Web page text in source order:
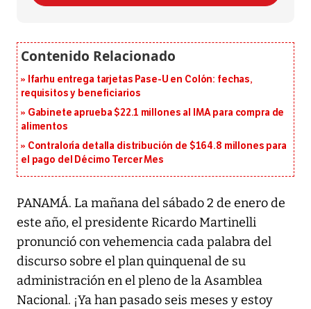
Ifarhu entrega tarjetas Pase-U en Colón: fechas,
requisitos y beneficiarios
Gabinete aprueba $22.1 millones al IMA para compra de
alimentos
Contraloría detalla distribución de $164.8 millones para
el pago del Décimo Tercer Mes
PANAMÁ. La mañana del sábado 2 de enero de
este año, el presidente Ricardo Martinelli
pronunció con vehemencia cada palabra del
discurso sobre el plan quinquenal de su
administración en el pleno de la Asamblea
Nacional. ¡Ya han pasado seis meses y estoy